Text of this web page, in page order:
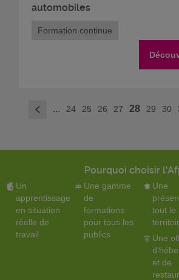
automobiles
Formation continue
< ... 24 25 26 27 28 29 30
Pourquoi choisir
Un
apprentissage
en situation
réelle de
travail
Une gamme
de
formations
pour tous les
publics
Une
tout le
Une
et de